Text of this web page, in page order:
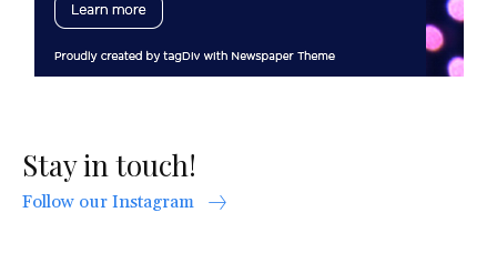
Stay in touch!
Follow our Instagram